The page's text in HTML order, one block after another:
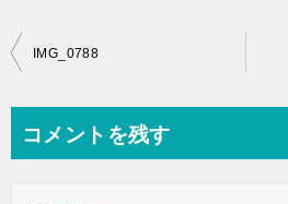
投
ビ
IMG_0788
コメントを残す